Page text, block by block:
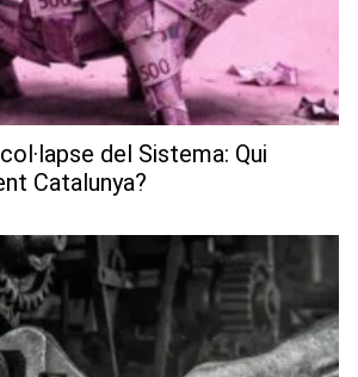
del Sistema: Qui
Catalunya?